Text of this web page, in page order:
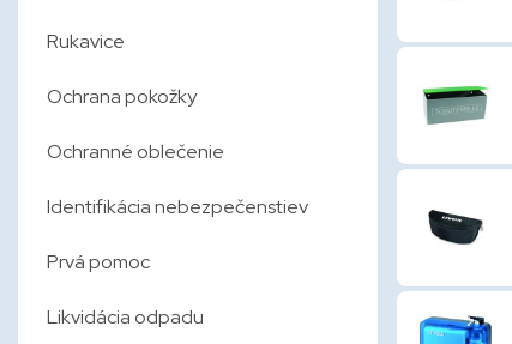
Rukavice
Ochrana pokožky
Ochranné oblečenie
Identifikácia nebezpečenstiev
Prvá pomoc
Likvidácia odpadu